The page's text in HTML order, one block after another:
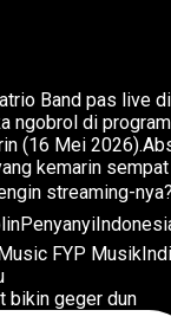
bikin geger dun